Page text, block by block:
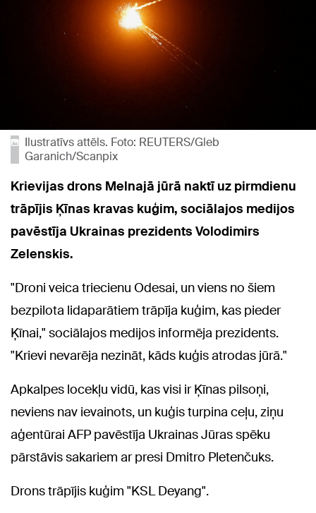
Ilustratīvs attēls. Foto: REUTERS/Gleb
Garanich/Scanpix
Krievijas drons Melnajā jūrā naktī uz pirmdienu
trāpījis Ķīnas kravas kuģim, sociālajos medijos
pavēstīja Ukrainas prezidents Volodimirs
Zelenskis.
"Droni veica triecienu Odesai, un viens no šiem
bezpilota lidaparātiem trāpīja kuģim, kas pieder
Ķīnai," sociālajos medijos informēja prezidents.
"Krievi nevarēja nezināt, kāds kuģis atrodas jūrā."
Apkalpes locekļu vidū, kas visi ir Ķīnas pilsoņi,
neviens nav ievainots, un kuģis turpina ceļu, ziņu
aģentūrai AFP pavēstīja Ukrainas Jūras spēku
pārstāvis sakariem ar presi Dmitro Pletenčuks.
Drons trāpījis kuģim "KSL Deyang".